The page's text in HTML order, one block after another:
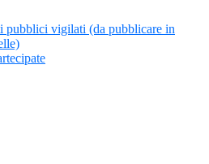
pubblici vigilati (da pubblicare in